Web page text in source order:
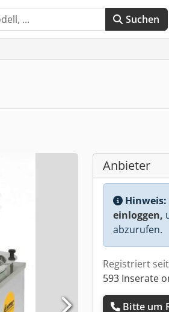
Suchen
Anbieter
Hinweis:
einloggen,
abzurufen.
Registriert
593 Inserate
Bitte um